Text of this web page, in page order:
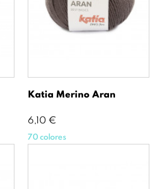
Katia Merino Aran
Precio
6,10 €
70 colores